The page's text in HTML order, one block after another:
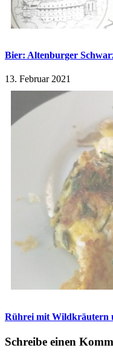
Bier: Altenburger
13. Februar 2021
Rührei mit Wildkräutern
Schreibe einen